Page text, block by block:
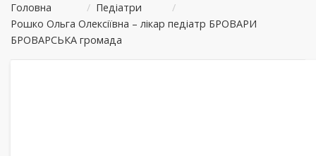
Головна / Педіатри
/
Рошко Ольга Олексіївна – лікар педіатр БРОВАРИ
БРОВАРСЬКА громада